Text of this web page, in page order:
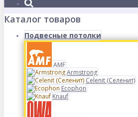
Каталог товаров
Подвесные потолки
AMF
Armstrong
Celenit (Селенит)
Ecophon
Knauf